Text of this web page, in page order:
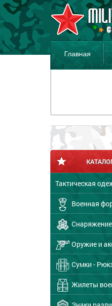
Главная
Тактическая
Военная
Снаряжение
Оружие и
Сумки -
Жилеты